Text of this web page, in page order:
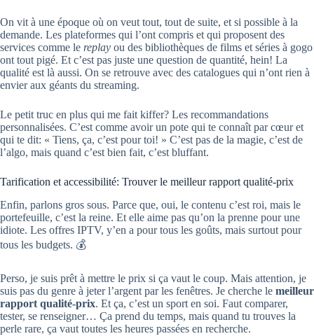
On vit à une époque où on veut tout, tout de suite, et si possible à la
demande. Les plateformes qui l’ont compris et qui proposent des
services comme le replay ou des bibliothèques de films et séries à gogo
ont tout pigé. Et c’est pas juste une question de quantité, hein! La
qualité est là aussi. On se retrouve avec des catalogues qui n’ont rien à
envier aux géants du streaming.
Le petit truc en plus qui me fait kiffer? Les recommandations
personnalisées. C’est comme avoir un pote qui te connaît par cœur et
qui te dit: « Tiens, ça, c’est pour toi! » C’est pas de la magie, c’est de
l’algo, mais quand c’est bien fait, c’est bluffant.
Tarification et accessibilité: Trouver le meilleur rapport qualité-prix
Enfin, parlons gros sous. Parce que, oui, le contenu c’est roi, mais le
portefeuille, c’est la reine. Et elle aime pas qu’on la prenne pour une
idiote. Les offres IPTV, y’en a pour tous les goûts, mais surtout pour
tous les budgets. 💰
Perso, je suis prêt à mettre le prix si ça vaut le coup. Mais attention, je
suis pas du genre à jeter l’argent par les fenêtres. Je cherche le meilleur
rapport qualité-prix. Et ça, c’est un sport en soi. Faut comparer,
tester, se renseigner… Ça prend du temps, mais quand tu trouves la
perle rare, ça vaut toutes les heures passées en recherche.